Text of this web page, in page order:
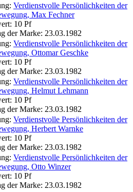
Verdienstvolle Persönlichkeiten der
Max Fechner
10 Pf
der Marke: 23.03.1982
Verdienstvolle Persönlichkeiten der
Ottomar Geschke
10 Pf
der Marke: 23.03.1982
Verdienstvolle Persönlichkeiten der
Helmut Lehmann
10 Pf
der Marke: 23.03.1982
Verdienstvolle Persönlichkeiten der
Herbert Warnke
10 Pf
der Marke: 23.03.1982
Verdienstvolle Persönlichkeiten der
Otto Winzer
10 Pf
der Marke: 23.03.1982